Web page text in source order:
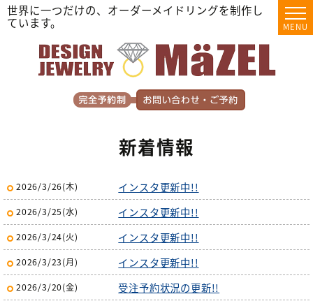
世界に一つだけの、オーダーメイドリングを制作し
ています。
MENU
新着情報
2026/3/26(木) インスタ更新中!!
2026/3/25(水) インスタ更新中!!
2026/3/24(火) インスタ更新中!!
2026/3/23(月) インスタ更新中!!
2026/3/20(金) 受注予約状況の更新!!